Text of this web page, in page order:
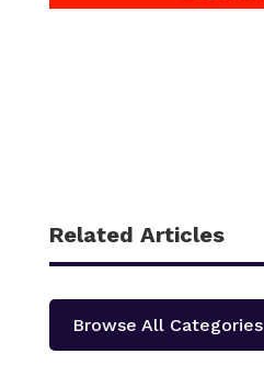
Related Articles
Browse All Categories